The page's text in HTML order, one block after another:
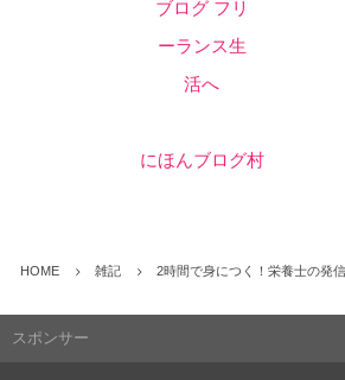
にほんブログ村
HOME 雑記 2時間で身につく！栄養士の発
スポンサー